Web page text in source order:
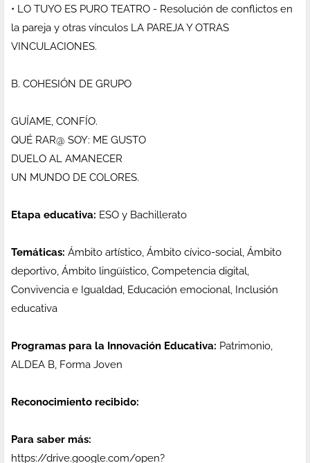
• LO TUYO ES PURO TEATRO - Resolución de conflictos en
la pareja y otras vínculos LA PAREJA Y OTRAS
VINCULACIONES.
B. COHESIÓN DE GRUPO
GUÍAME, CONFÍO.
QUÉ RAR@ SOY: ME GUSTO
DUELO AL AMANECER
UN MUNDO DE COLORES.
Etapa educativa: ESO y Bachillerato
Temáticas: Ámbito artístico, Ámbito cívico-social, Ámbito
deportivo, Ámbito lingüístico, Competencia digital,
Convivencia e Igualdad, Educación emocional, Inclusión
educativa
Programas para la Innovación Educativa: Patrimonio,
ALDEA B, Forma Joven
Reconocimiento recibido:
Para saber más:
https://drive.google.com/open?